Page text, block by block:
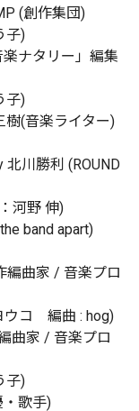
(創作集団)
子)
ナタリー」編集
子)
(音楽ライター)
川勝利 (ROUND
河野 伸)
band apart)
曲家 / 音楽プロ
ウコ 編曲 : hog)
家 / 音楽プロ
子)
歌手)